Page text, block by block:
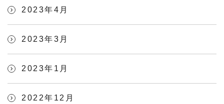
2023年4月
2023年3月
2023年1月
2022年12月